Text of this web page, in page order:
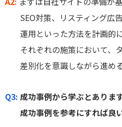
SEO対策、リスティング広
運用といった方法を計画的
それぞれの施策において、
差別化を意識しながら進め
Q3: 成功事例から学ぶとありま
成功事例を参考にすれば良